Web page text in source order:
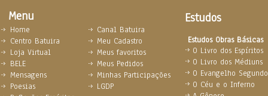
Menu Estudos
Estudos Obras Básicas
O Livro dos Espíritos
O Livro dos Médiuns
O Evangelho
O Céu e o Inferno
Home
Centro Batuira
Loja Virtual
BELE
Mensagens
Poesias
Canal Batuira
Meu Cadastro
Meus favoritos
Meus Pedidos
Minhas Participações
LGDP